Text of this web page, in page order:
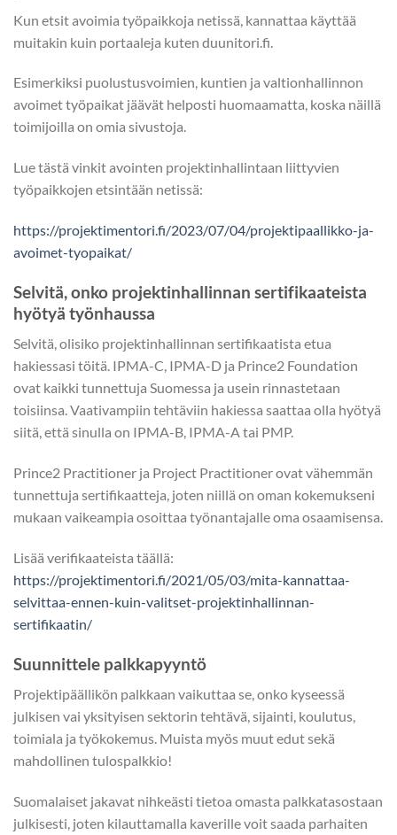
Kun etsit avoimia työpaikkoja netissä, kannattaa käyttää
muitakin kuin portaaleja kuten duunitori.fi.
Esimerkiksi puolustusvoimien, kuntien ja valtionhallinnon
avoimet työpaikat jäävät helposti huomaamatta, koska näillä
toimijoilla on omia sivustoja.
Lue tästä vinkit avointen projektinhallintaan liittyvien
työpaikkojen etsintään netissä:
https://projektimentori.fi/2023/07/04/projektipaallikko-ja-
avoimet-tyopaikat/
Selvitä, onko projektinhallinnan sertifikaateista
hyötyä työnhaussa
Selvitä, olisiko projektinhallinnan sertifikaatista etua
hakiessasi töitä. IPMA-C, IPMA-D ja Prince2 Foundation
ovat kaikki tunnettuja Suomessa ja usein rinnastetaan
toisiinsa. Vaativampiin tehtäviin hakiessa saattaa olla hyötyä
siitä, että sinulla on IPMA-B, IPMA-A tai PMP.
Prince2 Practitioner ja Project Practitioner ovat vähemmän
tunnettuja sertifikaatteja, joten niillä on oman kokemukseni
mukaan vaikeampia osoittaa työnantajalle oma osaamisensa.
Lisää verifikaateista täällä:
https://projektimentori.fi/2021/05/03/mita-kannattaa-
selvittaa-ennen-kuin-valitset-projektinhallinnan-
sertifikaatin/
Suunnittele palkkapyyntö
Projektipäällikön palkkaan vaikuttaa se, onko kyseessä
julkisen vai yksityisen sektorin tehtävä, sijainti, koulutus,
toimiala ja työkokemus. Muista myös muut edut sekä
mahdollinen tulospalkkio!
Suomalaiset jakavat nihkeästi tietoa omasta palkkatasostaan
julkisesti, joten kilauttamalla kaverille voit saada parhaiten